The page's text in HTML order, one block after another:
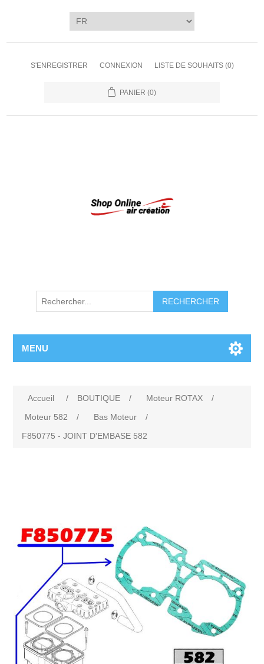
S'ENREGISTRER CONNEXION LISTE DE SOUHAITS (0)
PANIER (0)
RECHERCHER
MENU
Accueil / BOUTIQUE / Moteur ROTAX
/
Moteur 582
/ Bas Moteur
/
F850775 - JOINT D'EMBASE 582